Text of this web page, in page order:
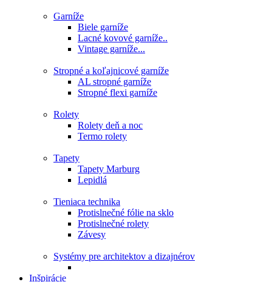
Garníže
Biele garníže
Lacné kovové garníže..
Vintage garníže...
Stropné a koľajnicové garníže
AL stropné garníže
Stropné flexi garníže
Rolety
Rolety deň a noc
Termo rolety
Tapety
Tapety Marburg
Lepidlá
Tieniaca technika
Protislnečné fólie na sklo
Protislnečné rolety
Závesy
Systémy pre architektov a dizajnérov
Inšpirácie